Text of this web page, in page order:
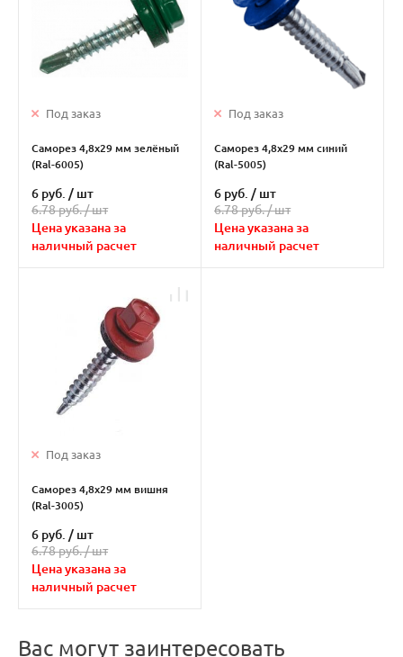
Под заказ
Саморез 4,8х29 мм зелёный
(Ral-6005)
6 руб. / шт
6.78 руб. /шт
Цена указана за
наличный расчет
Под заказ
Саморез 4,8х29 мм синий
(Ral-5005)
6 руб. / шт
6.78 руб. /шт
Цена указана за
наличный расчет
Под заказ
Саморез 4,8х29 мм вишня
(Ral-3005)
6 руб. / шт
6.78 руб. /шт
Цена указана за
наличный расчет
Вас могут заинтересовать